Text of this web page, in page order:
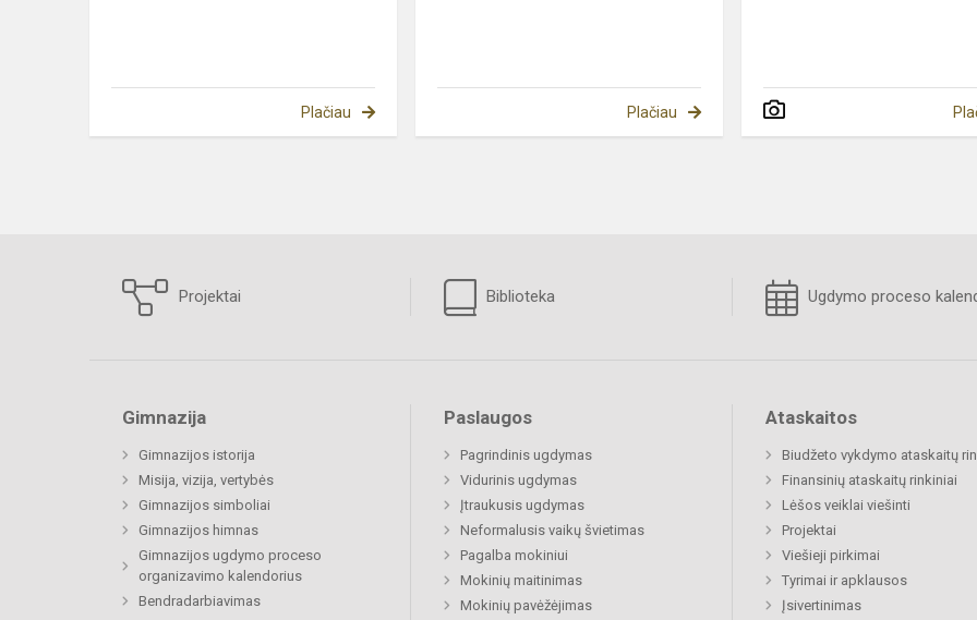
Plačiau Plačiau
Projektai Biblioteka Ugdymo proceso
Gimnazija
Gimnazijos istorija
Misija, vizija, vertybės
Gimnazijos simboliai
Gimnazijos himnas
Gimnazijos ugdymo proceso
organizavimo kalendorius
Bendradarbiavimas
Paslaugos
Pagrindinis ugdymas
Vidurinis ugdymas
Įtraukusis ugdymas
Neformalusis vaikų švietimas
Pagalba mokiniui
Mokinių maitinimas
Mokinių pavėžėjimas
Ataskaitos
Biudžeto vykdymo ataskaitų
Finansinių ataskaitų rinkiniai
Lėšos veiklai viešinti
Projektai
Viešieji pirkimai
Tyrimai ir apklausos
Įsivertinimas